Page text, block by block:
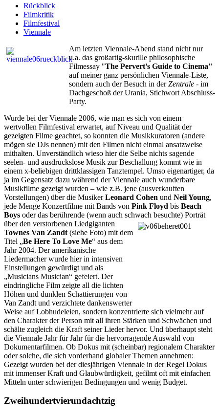
Rückblick
Filmkritik
Filmfestival
Viennale
Am letzten Viennale-Abend stand nicht nur
u.a. das großartig-skurille philosophische
Filmessay "The Pervert’s Guide to Cinema"
auf meiner ganz persönlichen Viennale-Liste,
sondern auch der Besuch in derZentrale - im
Dachgeschoß der Urania, Stichwort Abschluss-
Party.
Wurde bei der Viennale 2006, wie man es sich von einem
wertvollen Filmfestival erwartet, auf Niveau und Qualität der
gezeigten Filme geachtet, so konnten die Musikkuratoren (andere
mögen sie DJs nennen) mit den Filmen nicht einmal ansatzweise
mithalten. Unverständlich wieso hier die Selbe nichts sagende
seelen- und ausdruckslose Musik zur Beschallung kommt wie in
einem x-beliebigen drittklassigen Tanztempel. Umso eigenartiger, da
ja im Gegensatz dazu während der Viennale auch wunderbare
Musikfilme gezeigt wurden – wie z.B. jene (ausverkauften
Vorstellungen) über die MusikerLeonard Cohen und Neil Young,
jede Menge Konzertfilme mit Bands von Pink Floyd bis Beach
Boys oder das berührende (wenn auch schwach besuchte) Porträt
über den verstorbenen Liedgiganten
Townes Van Zandt (siehe Foto) mit dem
Titel „Be Here To Love Me“ aus dem
Jahr 2004. Der amerikanische
Liedermacher wurde hier in intensiven
Einstellungen gewürdigt und als
„Musicians Musician“ gefeiert. Der
eindringliche Film zeigte all die lichten
Höhen und dunklen Schattierungen von
Van Zandt und verzichtete dankenswerter
Weise auf Lobhudeleien, sondern konzentrierte sich vielmehr auf
den Charakter der Person mit all ihren Stärken und Schwächen und
schälte zugleich die Kraft seiner Lieder hervor. Und überhaupt steht
die Viennale Jahr für Jahr für die hervorragende Auswahl von
Dokumentarfilmen. Ob Dokus mit (scheinbar) regionalem Charakter
oder solche, die sich vorderhand globaler Themen annehmen:
Gezeigt wurden bei der diesjährigen Viennale in der Regel Dokus
mit immenser Kraft und Glaubwürdigkeit, gefilmt oft mit einfachen
Mitteln unter schwierigen Bedingungen und wenig Budget.
Zweihundertvierundachtzig